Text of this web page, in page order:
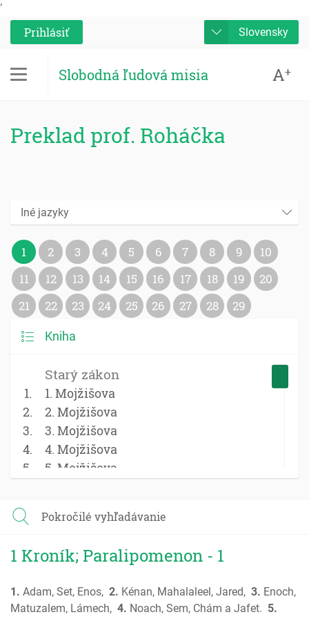
'
Prihlásiť
Slovensky
Slobodná ľudová misia A+
Preklad prof. Roháčka
Iné jazyky
1 2 3 4 5 6 7 8 9
10
11
12 13 14 15 16 17 18 19
20
21
22 23 24 25 26 27 28 29
Kniha
Starý zákon
1. Mojžišova
2. Mojžišova
3. Mojžišova
4. Mojžišova
5. Mojžišova
Rút
2 Samuel
2 Kniha kráľov
Pokročilé vyhľadávanie
1 Kroník; Paralipomenon - 1
1. Adam, Set, Enos, 2. Kénan, Mahalaleel, Jared, 3. Enoch,
Matuzalem, Lámech, 4. Noach, Sem, Chám a Jafet. 5.